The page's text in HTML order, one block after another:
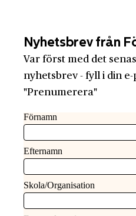
Nyhetsbrev från
Var först med det
nyhetsbrev - fyll i din
"Prenumerera"